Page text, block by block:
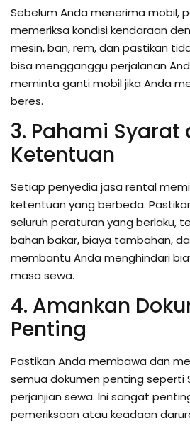
Sebelum Anda menerima mobil,
memeriksa kondisi kendaraan
mesin, ban, rem, dan pastikan
bisa mengganggu perjalanan
meminta ganti mobil jika Anda
beres.
3. Pahami Syarat
Ketentuan
Setiap penyedia jasa rental
ketentuan yang berbeda.
seluruh peraturan yang berlaku,
bahan bakar, biaya tambahan,
membantu Anda menghindari
masa sewa.
4. Amankan
Penting
Pastikan Anda membawa dan
semua dokumen penting seperti
perjanjian sewa. Ini sangat
pemeriksaan atau keadaan